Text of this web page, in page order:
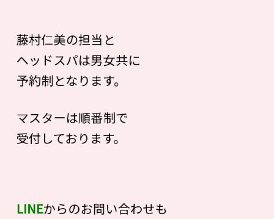
藤村仁美の担当と
ヘッドスパは男女共に
予約制となります。
マスターは順番制で
受付しております。
LINEからのお問い合わせも